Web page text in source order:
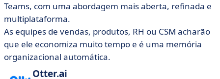
Teams, com uma abordagem mais aberta, refinada e
multiplataforma.
As equipes de vendas, produtos, RH ou CSM acharão
que ele economiza muito tempo e é uma memória
organizacional automática.
Otter.ai